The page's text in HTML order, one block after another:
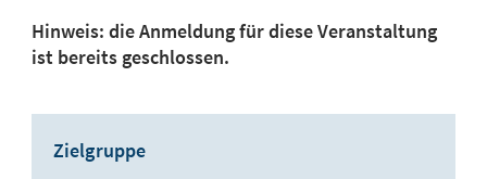
Hinweis: die Anmeldung für diese Veranstaltung
ist bereits geschlossen.
Zielgruppe